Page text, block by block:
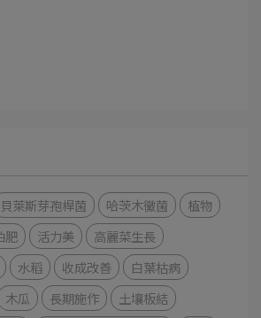
貝萊斯芽孢桿菌 哈茨木黴菌
植物
肥 活力美
高麗菜生長
水稻 收成改善
白葉枯病
木瓜 長期施作
土壤板結